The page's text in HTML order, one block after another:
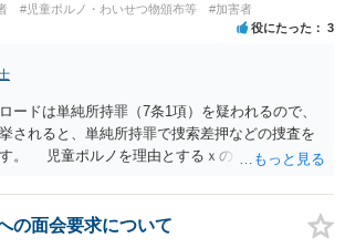
#児童ポルノ・わいせつ物頒布等 #加害者
役にたった 3
ードは単純所持罪（7条1項）を疑われるので、
されると、単純所持罪で捜索差押などの捜査を
。 児童ポルノを理由とするｘのアカウント凍
も捜索差押を受けるおそれがあります
の面会要求について